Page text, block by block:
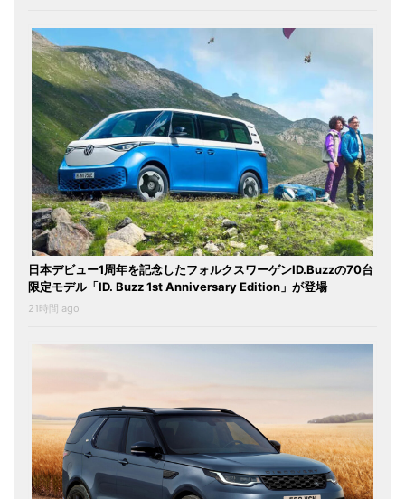
日本デビュー1周年を記念したフォルクスワーゲンID.Buzzの70台
限定モデル「ID. Buzz 1st Anniversary Edition」が登場
21時間 ago